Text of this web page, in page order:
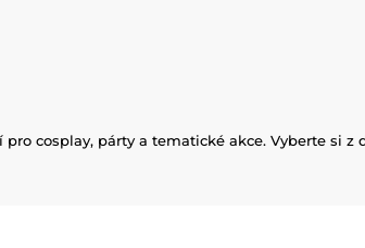
cosplay, párty a tematické akce. Vyberte si